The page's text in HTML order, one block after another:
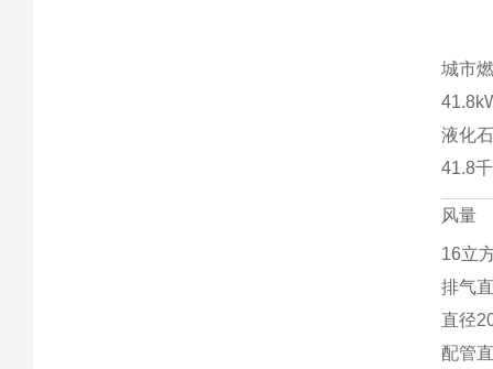
城市
液化
41.8
风量
16立
排气
直径
配管